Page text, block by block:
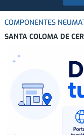
COMPONENTES
SANTA COLOMA DE